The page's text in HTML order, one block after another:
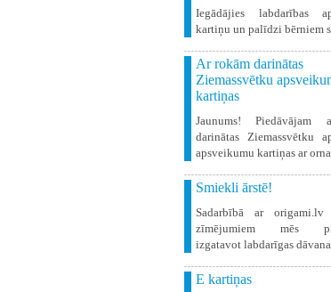
Iegādājies labdarības
kartiņu un palīdzi bērniem
Ar rokām darinātas
Ziemassvētku
kartiņas
Jaunums! Piedāvājam
darinātas Ziemassvētku
apsveikumu kartiņas ar
Smiekli ārstē!
Sadarbībā ar
zīmējumiem mēs
izgatavot labdarīgas
E kartiņas